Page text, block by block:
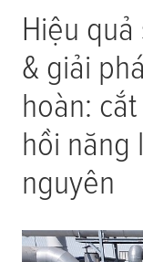
Hiệu
& giải
hoàn:
hồi năng
nguyên